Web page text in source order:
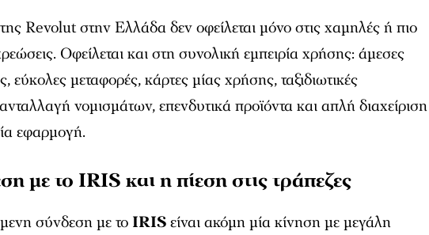
Revolut στην Ελλάδα δεν οφείλεται μόνο στις χαμηλές ή πιο
Οφείλεται και στη συνολική εμπειρία χρήσης: άμεσες
εύκολες μεταφορές, κάρτες μίας χρήσης, ταξιδιωτικές
νομισμάτων, επενδυτικά προϊόντα και απλή διαχείριση
εφαρμογή.
με το IRIS και η πίεση στις τράπεζες
σύνδεση με το IRISείναι ακόμη μία κίνηση με μεγάλη